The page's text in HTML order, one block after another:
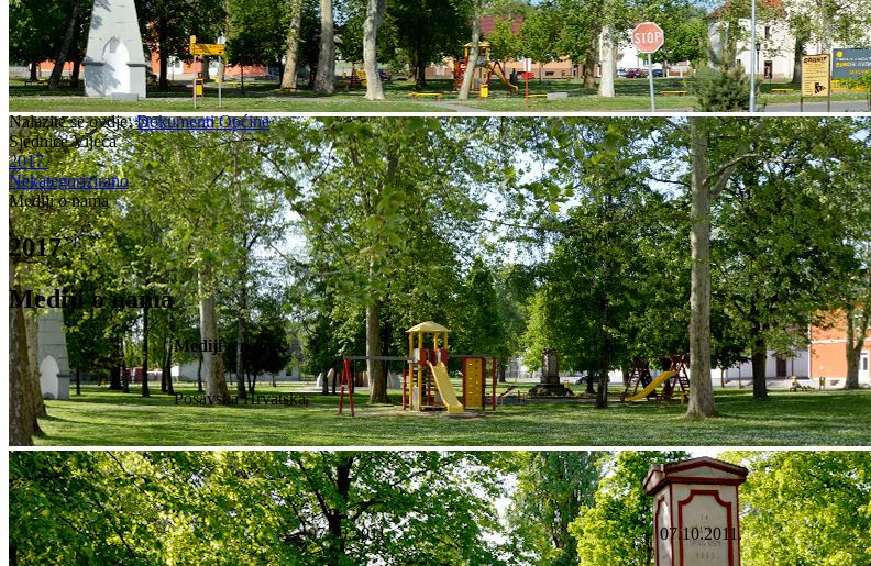
Nalazite se ovdje:Dokumenti Općine
Sjednice Vijeća
2017.
Nekategorizirano
Mediji o nama
2017.
Mediji o nama
Mediji o nama
Posavska Hrvatska
07.10.2011. 07.10.2011.